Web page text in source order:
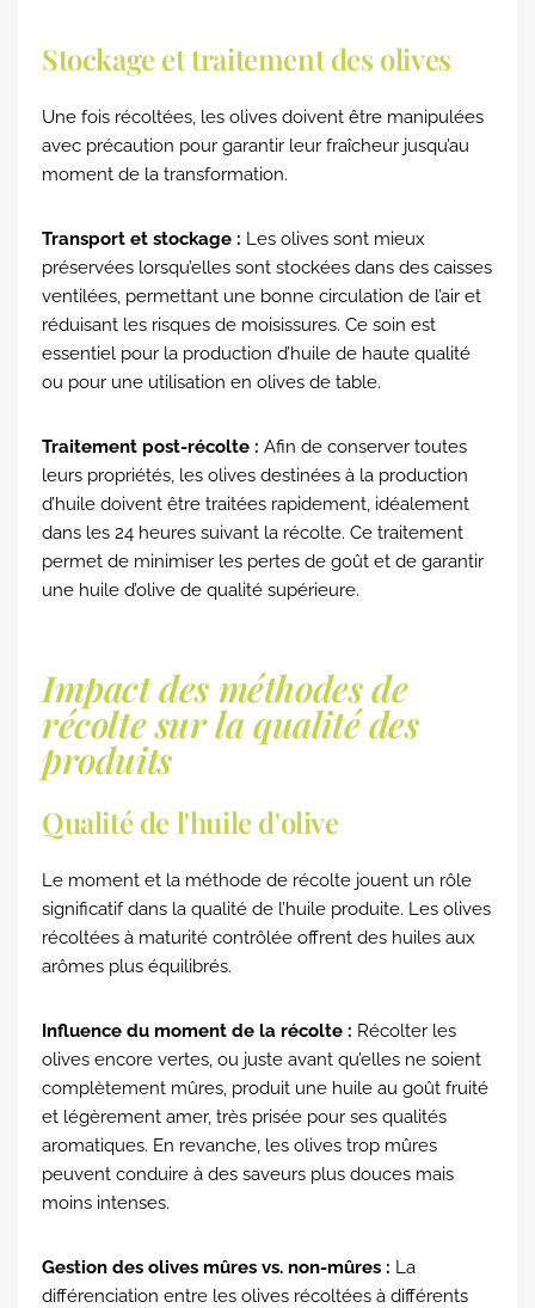
Stockage et traitement des olives
Une fois récoltées, les olives doivent être manipulées
avec précaution pour garantir leur fraîcheur jusqu’au
moment de la transformation.
Transport et stockage : Les olives sont mieux
préservées lorsqu’elles sont stockées dans des caisses
ventilées, permettant une bonne circulation de l’air et
réduisant les risques de moisissures. Ce soin est
essentiel pour la production d’huile de haute qualité
ou pour une utilisation en olives de table.
Traitement post-récolte : Afin de conserver toutes
leurs propriétés, les olives destinées à la production
d’huile doivent être traitées rapidement, idéalement
dans les 24 heures suivant la récolte. Ce traitement
permet de minimiser les pertes de goût et de garantir
une huile d’olive de qualité supérieure.
Impact des méthodes de
récolte sur la qualité des
produits
Qualité de l'huile d'olive
Le moment et la méthode de récolte jouent un rôle
significatif dans la qualité de l’huile produite. Les olives
récoltées à maturité contrôlée offrent des huiles aux
arômes plus équilibrés.
Influence du moment de la récolte : Récolter les
olives encore vertes, ou juste avant qu’elles ne soient
complètement mûres, produit une huile au goût fruité
et légèrement amer, très prisée pour ses qualités
aromatiques. En revanche, les olives trop mûres
peuvent conduire à des saveurs plus douces mais
moins intenses.
Gestion des olives mûres vs. non-mûres : La
différenciation entre les olives récoltées à différents